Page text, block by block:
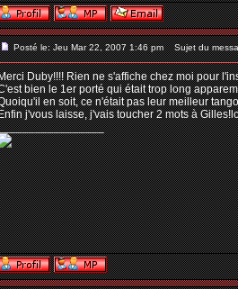
Posté le: Jeu Mar 22, 2007 1:46 pm Sujet du
Duby!!!! Rien ne s'affiche chez moi pour
bien le 1er porté qui était trop long
en soit, ce n'était pas leur meilleur
j'vous laisse, j'vais toucher 2 mots à